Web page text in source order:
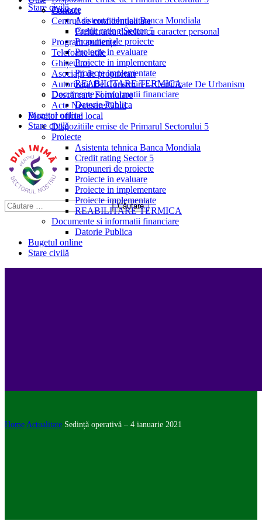
Stare civilă
Proiecte
Asistenta tehnica Banca Mondiala
Credit rating Sector 5
Propuneri de proiecte
Proiecte in evaluare
Proiecte in implementare
Proiecte implementate
REABILITARE TERMICA
Documente si informatii financiare
Datorie Publica
Bugetul online
Stare civilă
Contact
Centrul de confidențialitate
Prelucrarea datelor cu caracter personal
Program audiențe
Telefoane utile
Ghișeul.ro
Asociații de proprietari
Autorizații De Construire – Certificate De Urbanism
Descărcare Formulare
Acte Necesare/Ghid
Monitor oficial local
Dispozitiile emise de Primarul Sectorului 5
Proiecte
Asistenta tehnica Banca Mondiala
Credit rating Sector 5
Propuneri de proiecte
Proiecte in evaluare
Proiecte in implementare
Proiecte implementate
REABILITARE TERMICA
Documente si informatii financiare
Datorie Publica
Bugetul online
Stare civilă
Home Actualitate Sedință operativă – 4 ianuarie 2021